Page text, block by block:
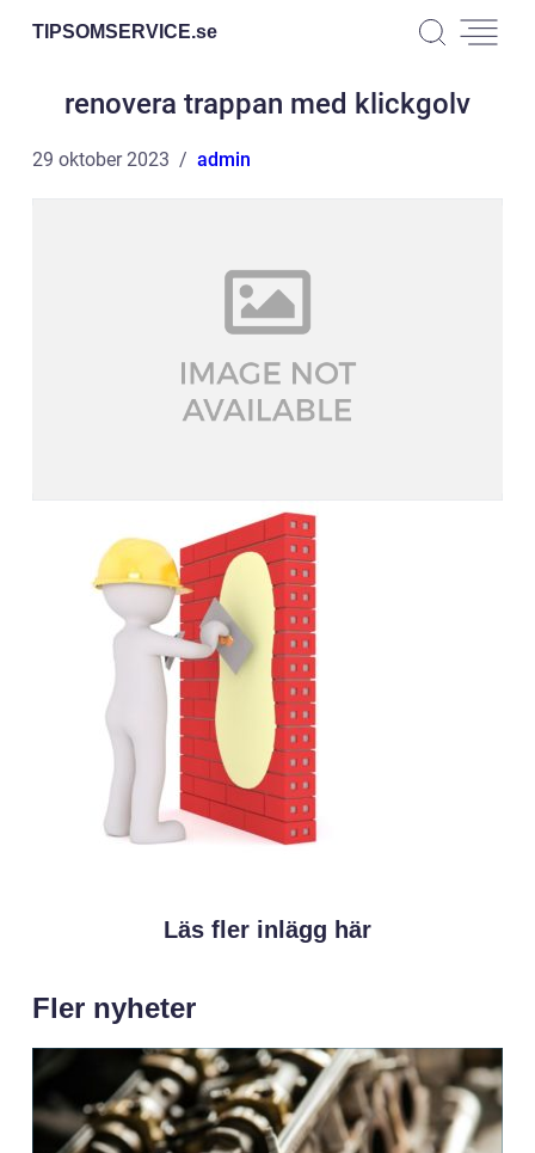
TIPSOMSERVICE.se
renovera trappan med klickgolv
29 oktober 2023 admin
Läs fler inlägg här
Fler nyheter